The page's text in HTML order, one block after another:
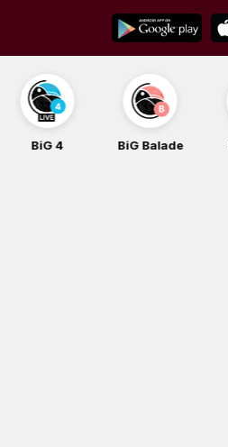
content
BiG 4 BiG Balade